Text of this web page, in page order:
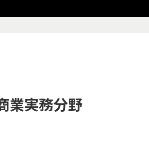
業実務分野